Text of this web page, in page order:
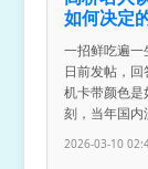
如何决定
一招鲜吃遍
日前发帖，
机卡带颜色是
刻，当年国
2026-03-10